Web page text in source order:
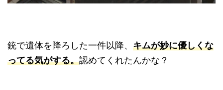
銃で遺体を降ろした一件以降、 キムが妙に優しくな
ってる気がする。認めてくれたんかな？